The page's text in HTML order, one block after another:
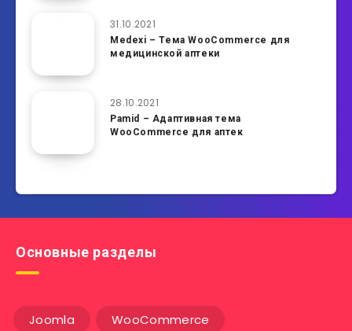
31.10.2021
Medexi – Тема WooCommerce для
медицинской аптеки
28.10.2021
Pamid – Адаптивная тема
WooCommerce для аптек
Основные разделы
Joomla WooCommerce